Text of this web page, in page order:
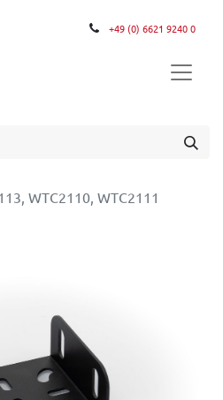
+49 (0) 6621 9240 0
WTC2110, WTC2111